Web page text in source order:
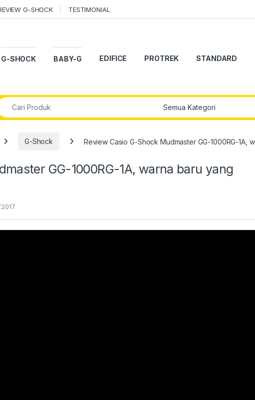
G-SHOCK TESTIMONIAL
G-SHOCK BABY-G EDIFICE PROTREK STANDARD
for:
G-Shock Review Casio G-Shock Mudmaster GG-1000RG-1A,
GG-1000RG-1A, warna baru yang